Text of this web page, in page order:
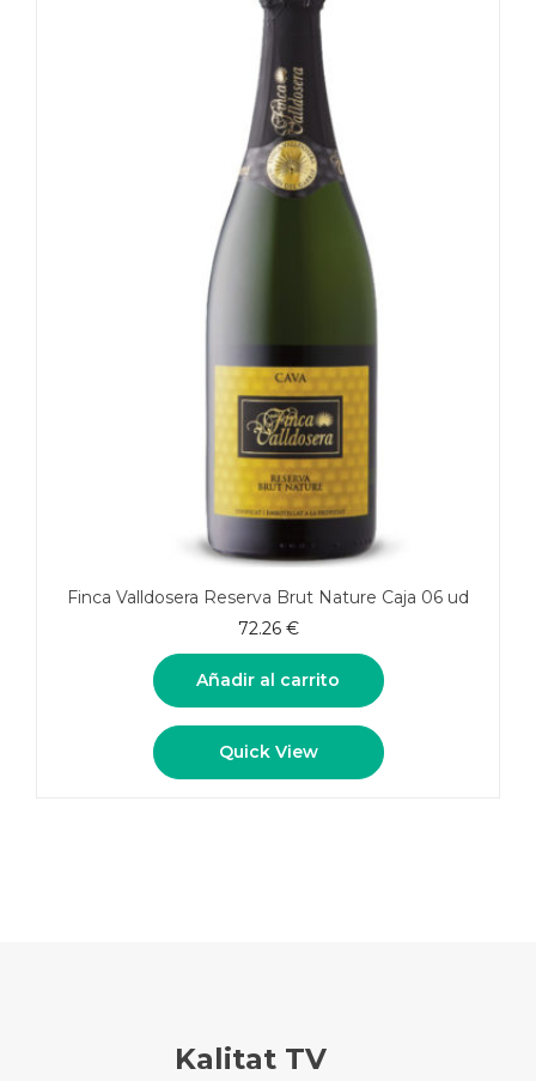
Finca Valldosera Reserva Brut Nature Caja 06 ud
72.26 €
Añadir al carrito
Quick View
Kalitat TV